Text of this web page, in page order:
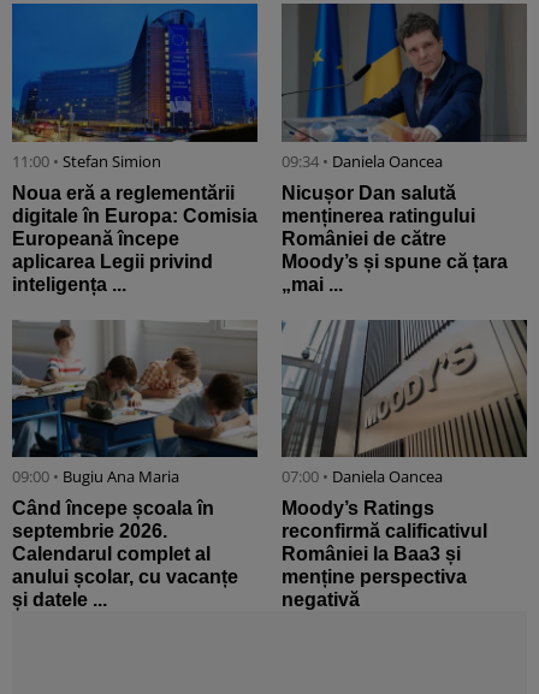
11:00 • Stefan Simion
Noua eră a reglementării
digitale în Europa: Comisia
Europeană începe
aplicarea Legii privind
inteligența ...
09:34 • Daniela Oancea
Nicușor Dan salută
menținerea ratingului
României de către
Moody’s și spune că țara
„mai ...
09:00 • Bugiu ⁠Ana Maria
Când începe școala în
septembrie 2026.
Calendarul complet al
anului școlar, cu vacanțe
și datele ...
07:00 • Daniela Oancea
Moody’s Ratings
reconfirmă calificativul
României la Baa3 și
menține perspectiva
negativă